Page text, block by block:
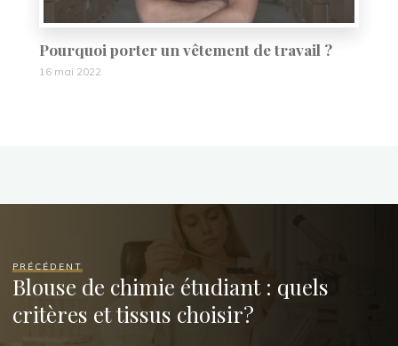
Pourquoi porter un vêtement de travail ?
16 mai 2022
PRÉCÉDENT
Blouse de chimie étudiant : quels
critères et tissus choisir?